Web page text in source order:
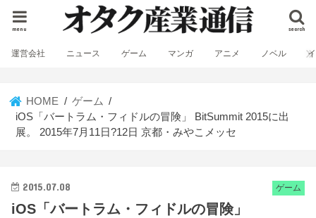
search
menu
運営会社 ニュース ゲーム マンガ アニメ ノベル
HOME
ゲーム
iOS「バートラム・フィドルの冒険」 BitSummit 2015に出
展。 2015年7月11日?12日 京都・みやこメッセ
ゲーム
2015.07.08
iOS「バートラム・フィドルの冒険」